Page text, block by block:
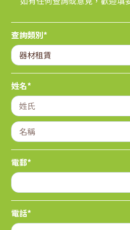
查詢類別*
姓名*
電郵*
電話*